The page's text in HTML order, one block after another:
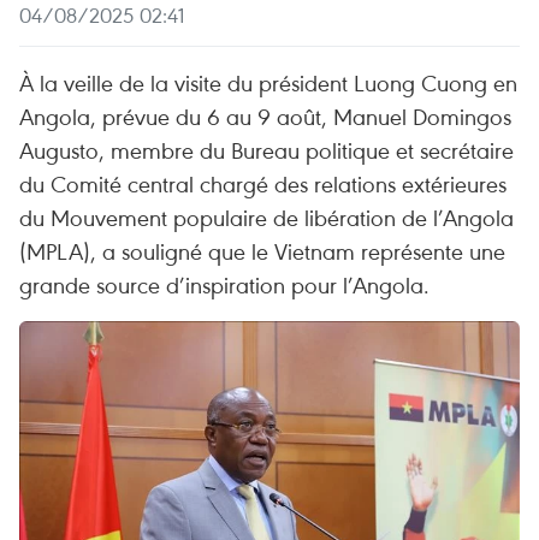
04/08/2025 02:41
À la veille de la visite du président Luong Cuong en
Angola, prévue du 6 au 9 août, Manuel Domingos
Augusto, membre du Bureau politique et secrétaire
du Comité central chargé des relations extérieures
du Mouvement populaire de libération de l’Angola
(MPLA), a souligné que le Vietnam représente une
grande source d’inspiration pour l’Angola.